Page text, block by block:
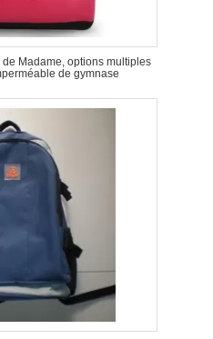
Madame, options multiples
de gymnase